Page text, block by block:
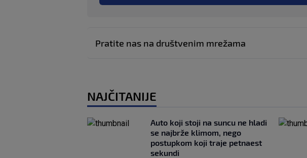
Pratite nas na društvenim mrežama
NAJČITANIJE
Auto koji stoji na suncu ne hladi
se najbrže klimom, nego
postupkom koji traje petnaest
sekundi